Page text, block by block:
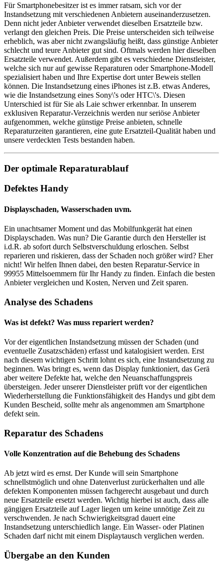
Für Smartphonebesitzer ist es immer ratsam, sich vor der
Instandsetzung mit verschiedenen Anbietern auseinanderzusetzen.
Denn nicht jeder Anbieter verwendet dieselben Ersatzteile bzw.
verlangt den gleichen Preis. Die Preise unterscheiden sich teilweise
erheblich, was aber nicht zwangsläufig heißt, dass günstige Anbieter
schlecht und teure Anbieter gut sind. Oftmals werden hier dieselben
Ersatzteile verwendet. Außerdem gibt es verschiedene Dienstleister,
welche sich nur auf gewisse Reparaturen oder Smartphone-Modell
spezialisiert haben und Ihre Expertise dort unter Beweis stellen
können. Die Instandsetzung eines iPhones ist z.B. etwas Anderes,
wie die Instandsetzung eines Sony\'s oder HTC\'s. Diesen
Unterschied ist für Sie als Laie schwer erkennbar. In unserem
exklusiven Reparatur-Verzeichnis werden nur seriöse Anbieter
aufgenommen, welche günstige Preise anbieten, schnelle
Reparaturzeiten garantieren, eine gute Ersatzteil-Qualität haben und
unsere verdeckten Tests bestanden haben.
Der optimale Reparaturablauf
Defektes Handy
Displayschaden, Wasserschaden uvm.
Ein unachtsamer Moment und das Mobilfunkgerät hat einen
Displayschaden. Was nun? Die Garantie durch den Hersteller ist
i.d.R. ab sofort durch Selbstverschuldung erloschen. Selbst
reparieren und riskieren, dass der Schaden noch größer wird? Eher
nicht! Wir helfen Ihnen dabei, den besten Reparatur-Service in
99955 Mittelsoemmern für Ihr Handy zu finden. Einfach die besten
Anbieter vergleichen und Kosten, Nerven und Zeit sparen.
Analyse des Schadens
Was ist defekt? Was muss repariert werden?
Vor der eigentlichen Instandsetzung müssen der Schaden (und
eventuelle Zusatzschäden) erfasst und katalogisiert werden. Erst
nach diesem wichtigen Schritt lohnt es sich, eine Instandsetzung zu
beginnen. Was bringt es, wenn das Display funktioniert, das Gerä
aber weitere Defekte hat, welche den Neuanschaffungspreis
übersteigen. Jeder unserer Dienstleister prüft vor der eigentlichen
Wiederherstellung die Funktionsfähigkeit des Handys und gibt dem
Kunden Bescheid, sollte mehr als angenommen am Smartphone
defekt sein.
Reparatur des Schadens
Volle Konzentration auf die Behebung des Schadens
Ab jetzt wird es ernst. Der Kunde will sein Smartphone
schnellstmöglich und ohne Datenverlust zurückerhalten und alle
defekten Komponenten müssen fachgerecht ausgebaut und durch
neue Ersatzteile ersetzt werden. Wichtig hierbei ist auch, dass alle
gängigen Ersatzteile auf Lager liegen um keine unnötige Zeit zu
verschwenden. Je nach Schwierigkeitsgrad dauert eine
Instandsetzung unterschiedlich lange. Ein Wasser- oder Platinen
Schaden darf nicht mit einem Displaytausch verglichen werden.
Übergabe an den Kunden